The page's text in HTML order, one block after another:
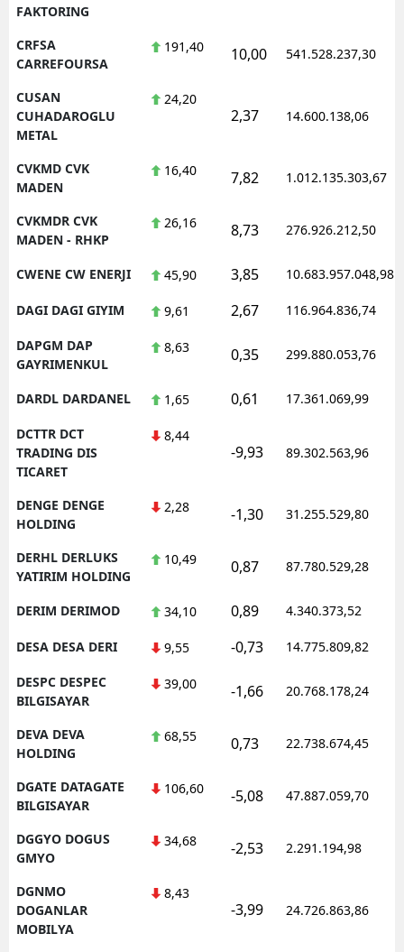
FAKTORING
CRFSA
CARREFOURSA
191,40 10,00 541.528.237,30
CUSAN
CUHADAROGLU
METAL
24,20
2,37 14.600.138,06
CVKMD CVK
MADEN
16,40 7,82 1.012.135.303,67
CVKMDR CVK
MADEN - RHKP
26,16 8,73 276.926.212,50
CWENE CW ENERJI 45,90 3,85 10.683.957.048,98
DAGI DAGI GIYIM 9,61 2,67 116.964.836,74
DAPGM DAP
GAYRIMENKUL
8,63 0,35 299.880.053,76
DARDL DARDANEL 1,65 0,61 17.361.069,99
DCTTR DCT
TRADING DIS
TICARET
8,44
-9,93 89.302.563,96
DENGE DENGE
HOLDING
2,28 -1,30 31.255.529,80
DERHL DERLUKS
YATIRIM HOLDING
10,49 0,87 87.780.529,28
DERIM DERIMOD 34,10 0,89 4.340.373,52
DESA DESA DERI 9,55 -0,73 14.775.809,82
DESPC DESPEC
BILGISAYAR
39,00 -1,66 20.768.178,24
DEVA DEVA
HOLDING
68,55 0,73 22.738.674,45
DGATE DATAGATE
BILGISAYAR
106,60 -5,08 47.887.059,70
DGGYO DOGUS
GMYO
34,68 -2,53 2.291.194,98
DGNMO
DOGANLAR
MOBILYA
8,43
-3,99 24.726.863,86